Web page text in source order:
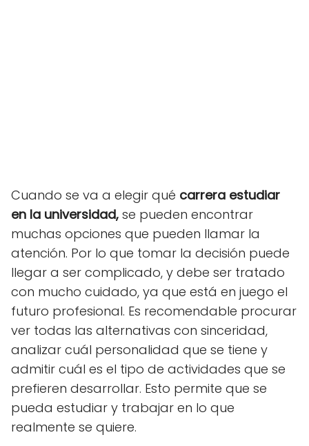
Cuando se va a elegir qué carrera estudiar
en la universidad, se pueden encontrar
muchas opciones que pueden llamar la
atención. Por lo que tomar la decisión puede
llegar a ser complicado, y debe ser tratado
con mucho cuidado, ya que está en juego el
futuro profesional. Es recomendable procurar
ver todas las alternativas con sinceridad,
analizar cuál personalidad que se tiene y
admitir cuál es el tipo de actividades que se
prefieren desarrollar. Esto permite que se
pueda estudiar y trabajar en lo que
realmente se quiere.